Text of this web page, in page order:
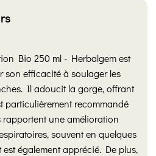
Bio 250 ml - Herbalgem est
son efficacité à soulager les
Il adoucit la gorge, offrant
particulièrement recommandé
une amélioration
souvent en quelques
également apprécié. De plus,